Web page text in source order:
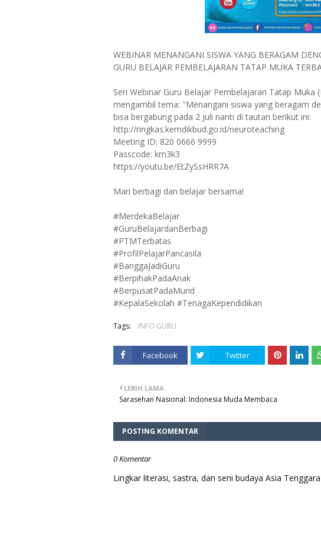
WEBINAR MENANGANI SISWA YANG BERAGAM
GURU BELAJAR PEMBELAJARAN TATAP MUKA
Seri Webinar Guru Belajar Pembelajaran Tatap Muka
mengambil tema: "Menangani siswa yang beragam
bisa bergabung pada 2 Juli nanti di tautan berikut ini:
http://ringkas.kemdikbud.go.id/neuroteaching
Meeting ID: 820 0666 9999
Passcode: km3k3
https://youtu.be/EtZySsHRR7A
Mari berbagi dan belajar bersama!
#MerdekaBelajar
#GuruBelajardanBerbagi
#PTMTerbatas
#ProfilPelajarPancasila
#BanggaJadiGuru
#BerpihakPadaAnak
#BerpusatPadaMurid
#KepalaSekolah #TenagaKependidikan
Tags: INFO GURU
Facebook Twitter
LEBIH LAMA
Sarasehan Nasional: Indonesia Muda Membaca
POSTING KOMENTAR
0 Komentar
Lingkar literasi, sastra, dan seni budaya Asia